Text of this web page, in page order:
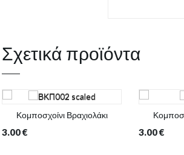
Σχετικά προϊόντα
Κομποσχοίνι Βραχιολάκι
3.00€ 3.00€